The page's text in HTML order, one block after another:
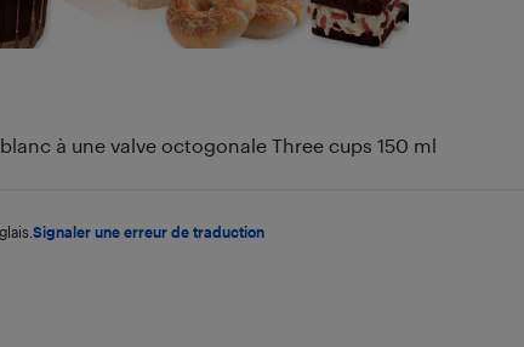
à une valve octogonale Three cups 150 ml
Signaler une erreur de traduction